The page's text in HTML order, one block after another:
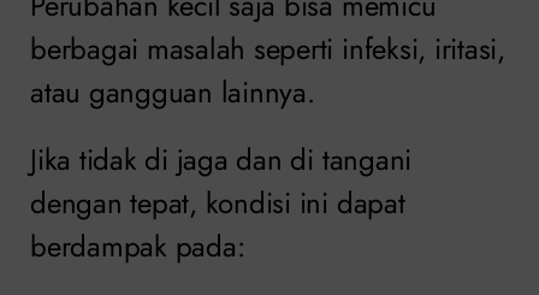
berbagai masalah seperti infeksi, iritasi,
atau gangguan lainnya.
Jika tidak di jaga dan di tangani
dengan tepat, kondisi ini dapat
berdampak pada: